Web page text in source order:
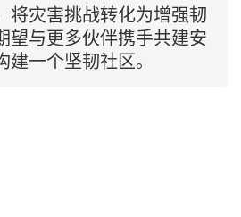
将灾害挑战转化为增强韧
望与更多伙伴携手共建安
一个坚韧社区。